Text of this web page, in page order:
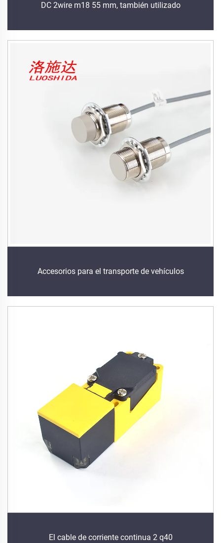
DC 2wire m18 55 mm, también utilizado
Accesorios para el transporte de vehículos
El cable de corriente continua 2 q40